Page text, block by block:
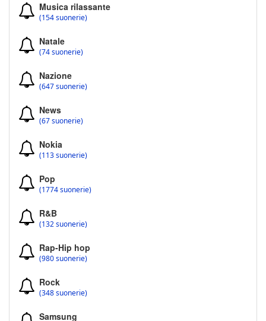
Musica rilassante
(154 suonerie)
Natale
(74 suonerie)
Nazione
(647 suonerie)
News
(67 suonerie)
Nokia
(113 suonerie)
Pop
(1774 suonerie)
R&B
(132 suonerie)
Rap-Hip hop
(980 suonerie)
Rock
(348 suonerie)
Samsung